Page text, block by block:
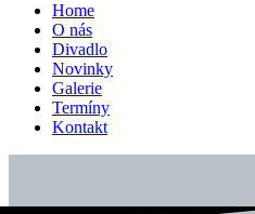
Home
O nás
Divadlo
Novinky
Galerie
Termíny
Kontakt